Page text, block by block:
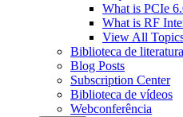
What is PCIe
What is RF
View All
Biblioteca de literatura
Blog Posts
Subscription Center
Biblioteca de vídeos
Webconferência